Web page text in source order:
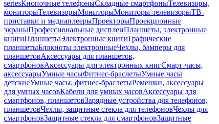
seriesКнопочные телефоныСкладные смартфоныТелевизоры,
мониторыТелевизорыМониторыМониторы-телевизорыТВ-
приставки и медиаплеерыПроекторыПроекционные
экраныПрофессиональные дисплеиПланшеты, электронные
книгиПланшетыЭлектронные книгиГрафические
планшетыБлокноты электронныеЧехлы, бамперы для
планшетовАксессуары для планшетов,
смартфоновАксессуары для электронных книгСмарт-часы,
аксессуарыУмные часыФитнес-браслетыУмные часы
детскиеУмные часы, фитнес-браслетыРемешки, аксессуары
для умных часовКабели для умных часовАксессуары для
смартфонов, планшетовЗарядные устройства для телефонов,
планшетовЧехлы, защитные стекла для телефоновЧехлы для
смартфоновЗащитные стекла для смартфоновЗащитные